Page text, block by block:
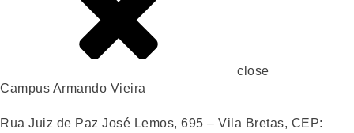
close
Campus Armando Vieira
Rua Juiz de Paz José Lemos, 695 – Vila Bretas, CEP: